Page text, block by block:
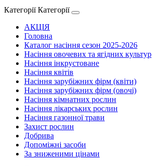
Категорії Категорії
АКЦІЯ
Головна
Каталог насіння сезон 2025-2026
Насіння овочевих та ягідних культур
Насіння інкрустоване
Насіння квітів
Насіння зарубіжних фірм (квіти)
Насіння зарубіжних фірм (овочі)
Насіння кімнатних рослин
Насіння лікарських рослин
Насіння газонної трави
Захист рослин
Добрива
Допоміжні засоби
За зниженими цінами